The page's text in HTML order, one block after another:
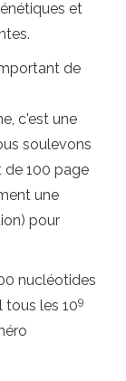
et
de
c'est une
soulevons
100 page
une
pour
nucléotides
tous les 109